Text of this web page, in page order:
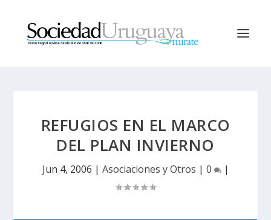
REFUGIOS EN EL MARCO
DEL PLAN INVIERNO
Jun 4, 2006 | Asociaciones y Otros | 0 |